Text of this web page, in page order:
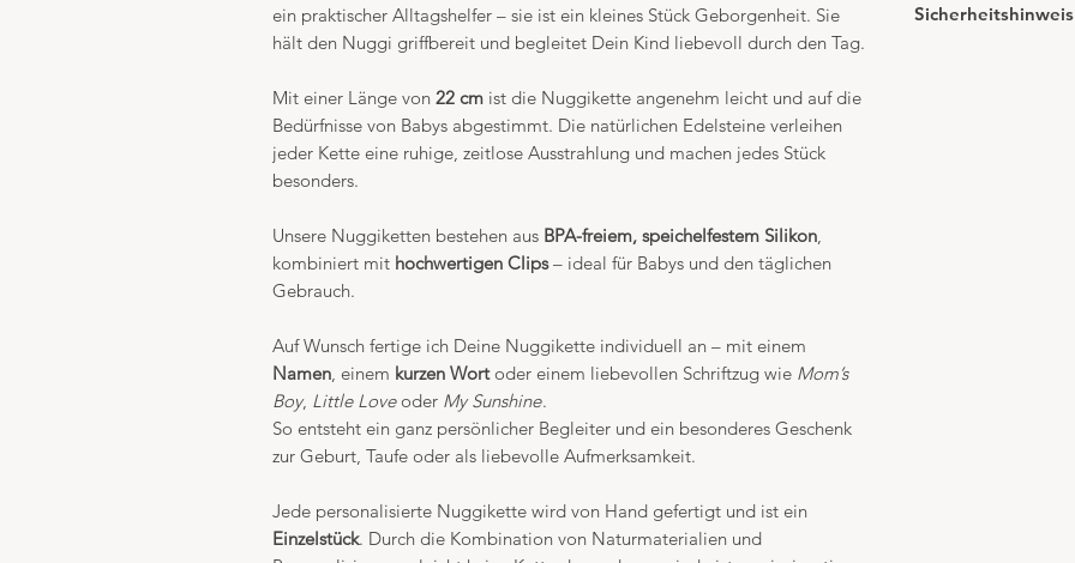
ein praktischer Alltagshelfer – sie ist ein kleines Stück Geborgenheit. Sie
hält den Nuggi griffbereit und begleitet Dein Kind liebevoll durch den Tag.
Mit einer Länge von 22 cm ist die Nuggikette angenehm leicht und auf die
Bedürfnisse von Babys abgestimmt. Die natürlichen Edelsteine verleihen
jeder Kette eine ruhige, zeitlose Ausstrahlung und machen jedes Stück
besonders.
Unsere Nuggiketten bestehen aus BPA-freiem, speichelfestem Silikon,
kombiniert mit hochwertigen Clips– ideal für Babys und den täglichen
Gebrauch.
Auf Wunsch fertige ich Deine Nuggikette individuell an – mit einem
Namen, einem kurzen Wortoder einem liebevollen Schriftzug wie Mom’s
Boy, Little Loveoder My Sunshine.
So entsteht ein ganz persönlicher Begleiter und ein besonderes Geschenk
zur Geburt, Taufe oder als liebevolle Aufmerksamkeit.
Jede personalisierte Nuggikette wird von Hand gefertigt und ist ein
Einzelstück. Durch die Kombination von Naturmaterialien und
Material:
Sicherheitshinweis